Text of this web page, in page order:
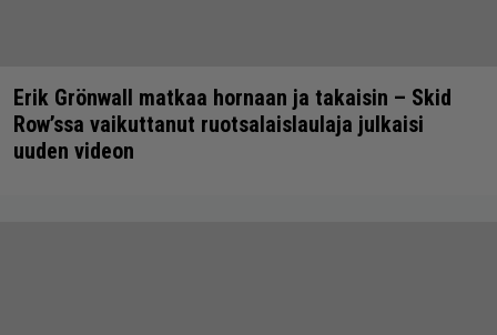
Erik Grönwall matkaa hornaan ja takaisin – Skid
Row’ssa vaikuttanut ruotsalaislaulaja julkaisi
uuden videon